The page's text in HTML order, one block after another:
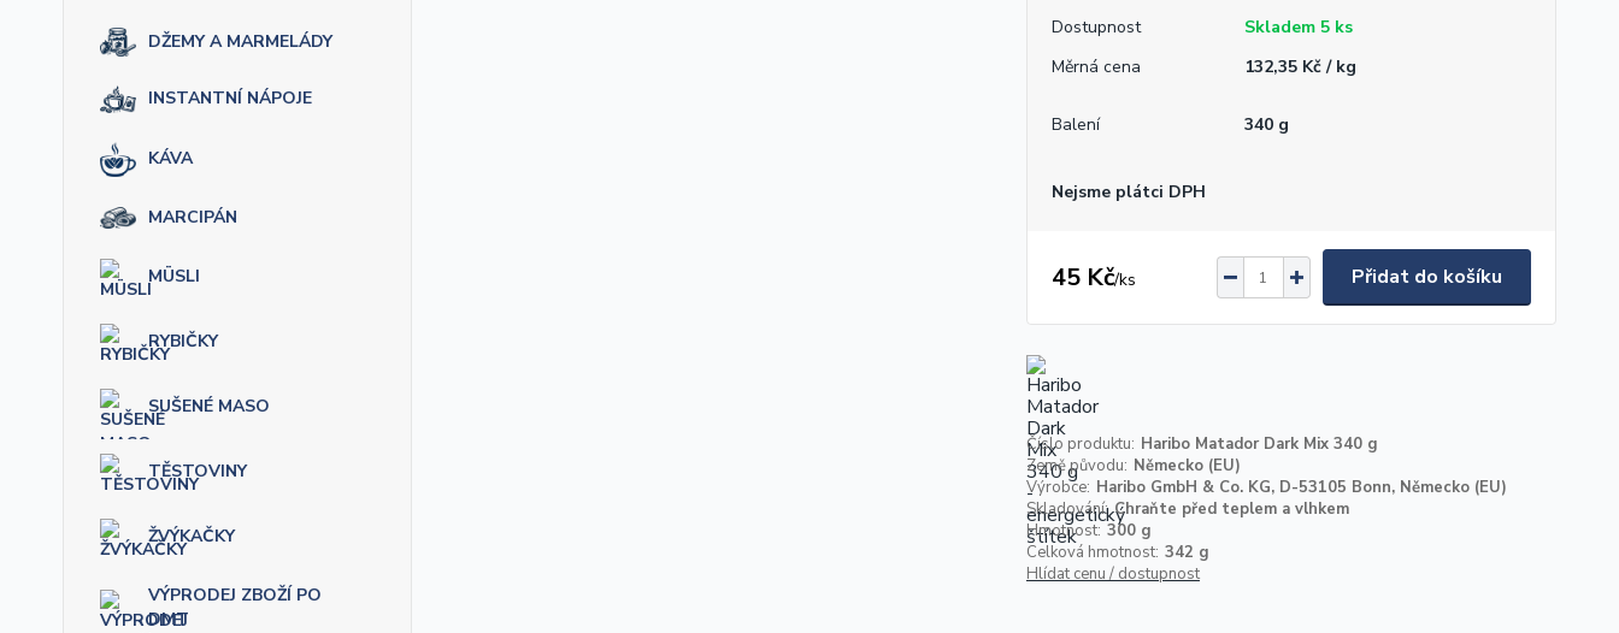
DŽEMY A MARMELÁDY
INSTANTNÍ NÁPOJE
KÁVA
MARCIPÁN
MÜSLI
RYBIČKY
SUŠENÉ MASO
TĚSTOVINY
ŽVÝKAČKY
VÝPRODEJ ZBOŽÍ PO
DMT
Dostupnost
Skladem 5 ks
Měrná cena
132,35 Kč / kg
Balení 340 g
Nejsme plátci DPH
45 Kč/ks Přidat do košíku
Číslo produktu: Haribo Matador Dark Mix 340 g
Země původu: Německo (EU)
Výrobce: Haribo GmbH & Co. KG, D-53105 Bonn, Německo (EU)
Skladování: Chraňte před teplem a vlhkem
Hmotnost: 300 g
Celková hmotnost: 342 g
Hlídat cenu / dostupnost